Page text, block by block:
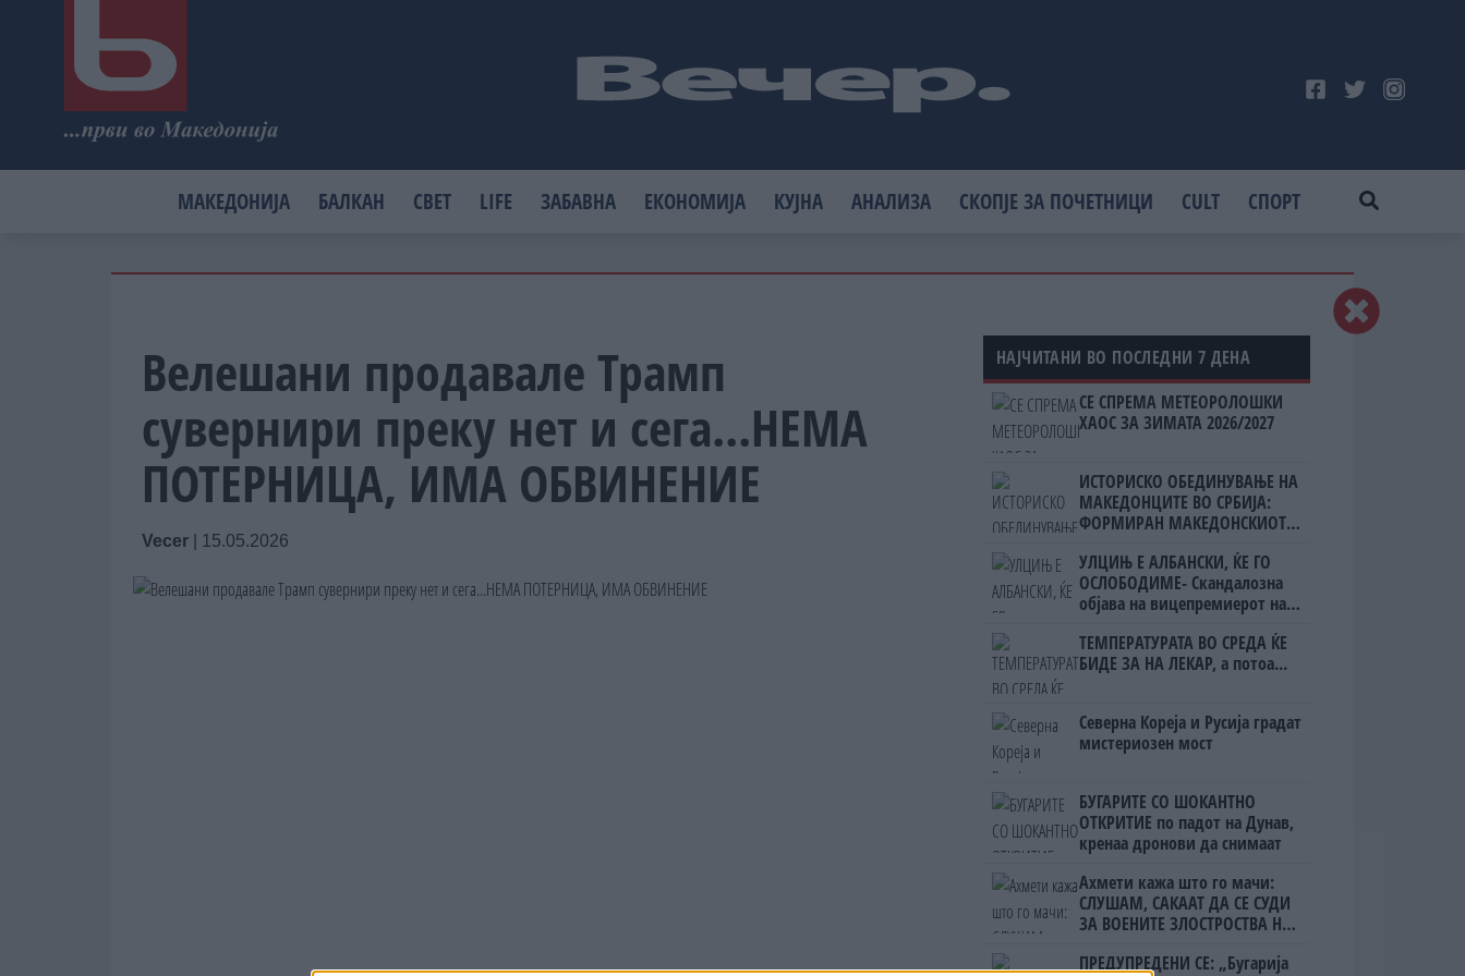
МАКЕДОНИЈА БАЛКАН СВЕТ LIFE ЗАБАВНА ЕКОНОМИЈА КУЈНА АНАЛИЗА СКОПЈЕ ЗА ПОЧЕТНИЦИ CULT СПОРТ
Велешани продавале Трамп
сувернири преку нет и сега...НЕМА
ПОТЕРНИЦА, ИМА ОБВИНЕНИЕ
Vecer 15.05.2026
НАЈЧИТАНИ ВО ПОСЛЕДНИ 7 ДЕНА
СЕ СПРЕМА МЕТЕОРОЛОШКИ
ХАОС ЗА ЗИМАТА 2026/2027
ИСТОРИСКО ОБЕДИНУВАЊЕ НА
МАКЕДОНЦИТЕ ВО СРБИЈА:
ФОРМИРАН МАКЕДОНСКИОТ
УЛЦИЊ Е АЛБАНСКИ, ЌЕ ГО
ОСЛОБОДИМЕ- Скандалозна
објава на вицепремиерот на
ТЕМПЕРАТУРАТА ВО СРЕДА ЌЕ
БИДЕ ЗА НА ЛЕКАР, а потоа...
Северна Кореја и Русија градат
мистериозен мост
БУГАРИТЕ СО ШОКАНТНО
ОТКРИТИЕ по падот на Дунав,
кренаа дронови да снимаат
Ахмети кажа што го мачи:
СЛУШАМ, САКААТ ДА СЕ СУДИ
ЗА ВОЕНИТЕ ЗЛОСТРОСТВА НА
ПРЕДУПРЕДЕНИ СЕ: „Бугарија